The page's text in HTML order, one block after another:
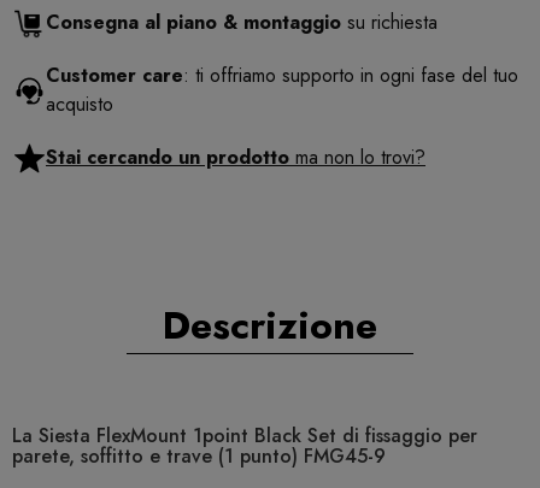
Consegna al piano & montaggio su richiesta
Customer care: ti offriamo supporto in ogni fase del tuo
acquisto
Stai cercando un prodotto ma non lo trovi?
Descrizione
La Siesta FlexMount 1point Black Set di fissaggio per
parete, soffitto e trave (1 punto) FMG45-9